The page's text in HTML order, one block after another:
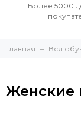
Более 5000
Главная Вся
Женские